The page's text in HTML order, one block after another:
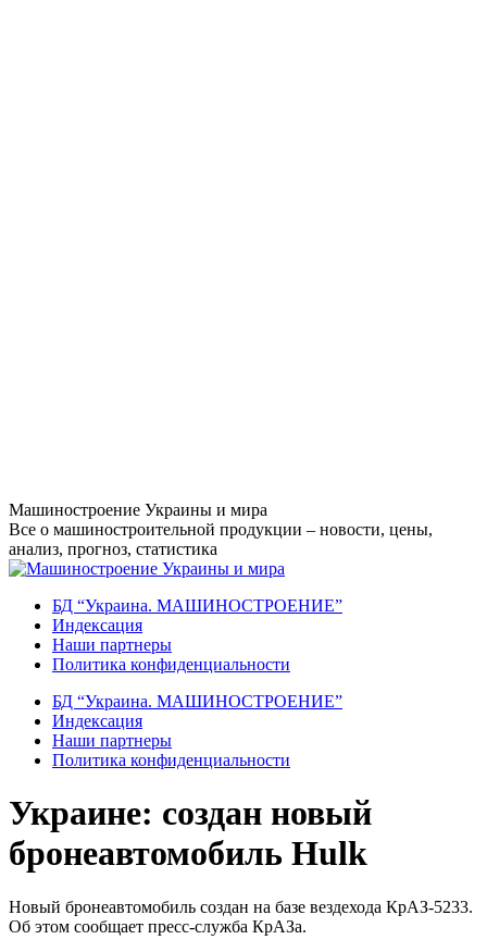
Перейти
к
содержанию
Машиностроение Украины и мира
Все о машиностроительной продукции – новости, цены,
анализ, прогноз, статистика
БД “Украина. МАШИНОСТРОЕНИЕ”
Индекcация
Наши партнеры
Политика конфиденциальности
БД “Украина. МАШИНОСТРОЕНИЕ”
Индекcация
Наши партнеры
Политика конфиденциальности
Украине: создан новый
бронеавтомобиль Hulk
Новый бронеавтомобиль создан на базе вездехода КрАЗ-5233.
Об этом сообщает пресс-служба КрАЗа.